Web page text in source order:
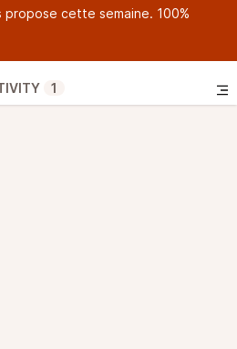
cette semaine. 100%
1